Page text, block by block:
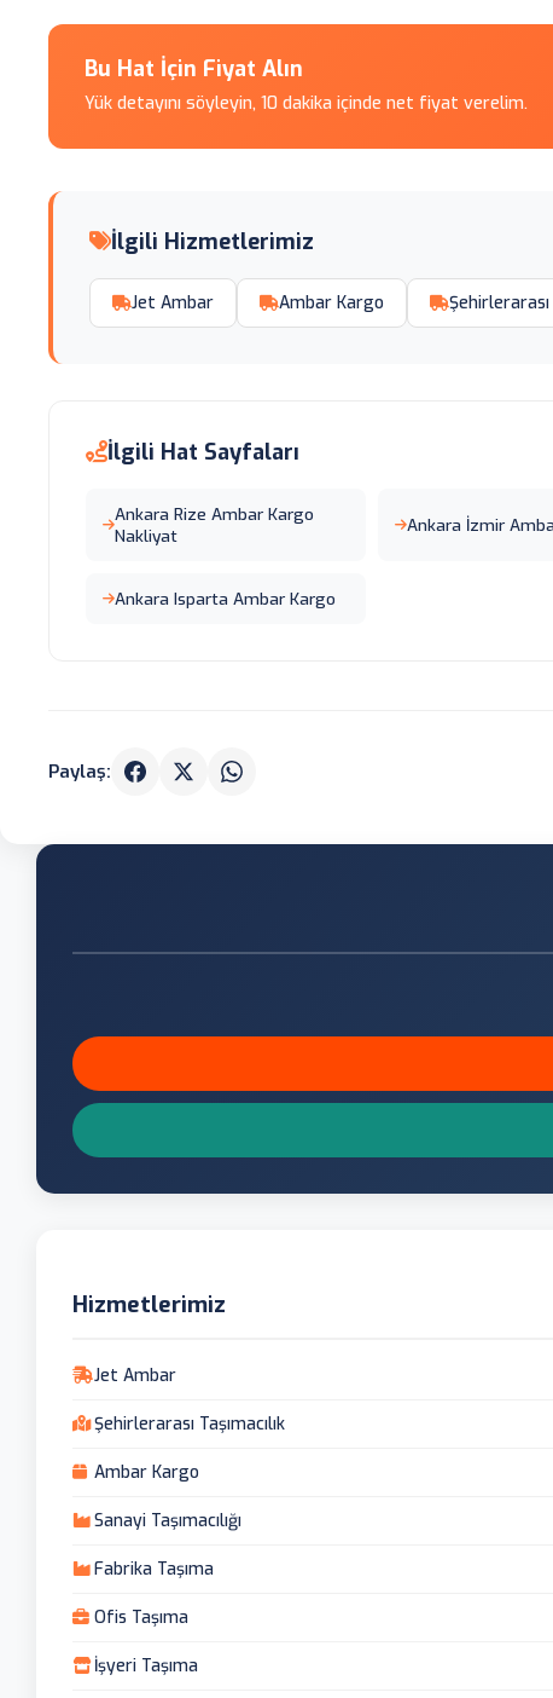
Bu Hat İçin Fiyat Alın
Yük detayını söyleyin, 10 dakika içinde net fiyat verelim.
İlgili Hizmetlerimiz
Jet Ambar Ambar Kargo Şehirlerarası
İlgili Hat Sayfaları
Ankara Rize Ambar Kargo
Nakliyat
Ankara İzmir
Ankara Isparta Ambar Kargo
Paylaş:
Hizmetlerimiz
Jet Ambar
Şehirlerarası Taşımacılık
Ambar Kargo
Sanayi Taşımacılığı
Fabrika Taşıma
Ofis Taşıma
İşyeri Taşıma